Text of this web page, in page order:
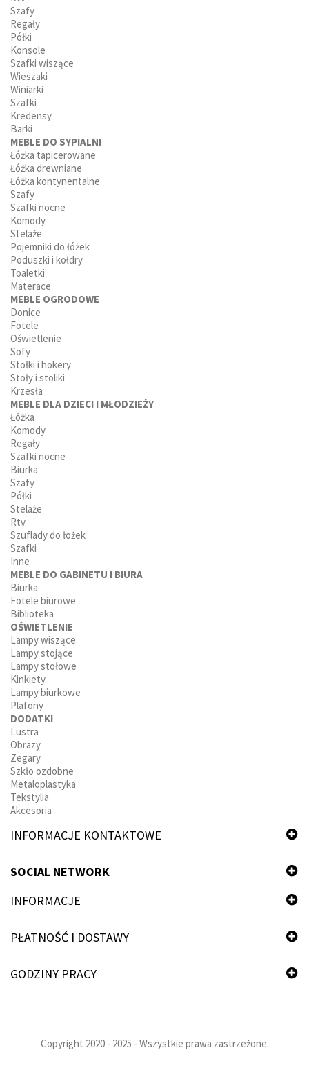
Szafy
Regały
Półki
Konsole
Szafki wiszące
Wieszaki
Winiarki
Szafki
Kredensy
Barki
MEBLE DO SYPIALNI
Łóżka tapicerowane
Łóżka drewniane
Łóżka kontynentalne
Szafy
Szafki nocne
Komody
Stelaże
Pojemniki do łóżek
Poduszki i kołdry
Toaletki
Materace
MEBLE OGRODOWE
Donice
Fotele
Oświetlenie
Sofy
Stołki i hokery
Stoły i stoliki
Krzesła
MEBLE DLA DZIECI I MŁODZIEŻY
Łóżka
Komody
Regały
Szafki nocne
Biurka
Szafy
Półki
Stelaże
Rtv
Szuflady do łożek
Szafki
Inne
MEBLE DO GABINETU I BIURA
Biurka
Fotele biurowe
Biblioteka
OŚWIETLENIE
Lampy wiszące
Lampy stojące
Lampy stołowe
Kinkiety
Lampy biurkowe
Plafony
DODATKI
Lustra
Obrazy
Zegary
Szkło ozdobne
Metaloplastyka
Tekstylia
Akcesoria
INFORMACJE KONTAKTOWE
SOCIAL NETWORK
INFORMACJE
PŁATNOŚĆ I DOSTAWY
GODZINY PRACY
Copyright 2020 - 2025 - Wszystkie prawa zastrzeżone.